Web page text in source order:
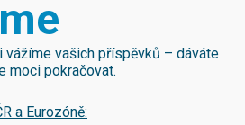
vážíme vašich příspěvků – dáváte
moci pokračovat.
a Eurozóně: